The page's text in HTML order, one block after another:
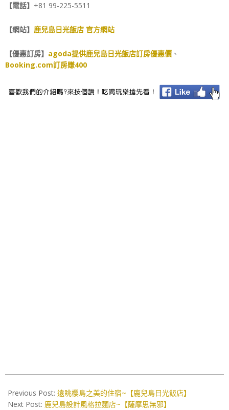
【電話】 +81 99-225-5511
【網站】 鹿兒島日光飯店 官方網站
【優惠訂房】 agoda提供鹿兒島日光飯店訂房優惠價 、
Booking.com訂房賺400
03-
30
Previous Post: 遠眺櫻島之美的住宿~【鹿兒島日光飯店】
Next Post: 鹿兒島設計風格拉麵店~【薩摩思無邪】